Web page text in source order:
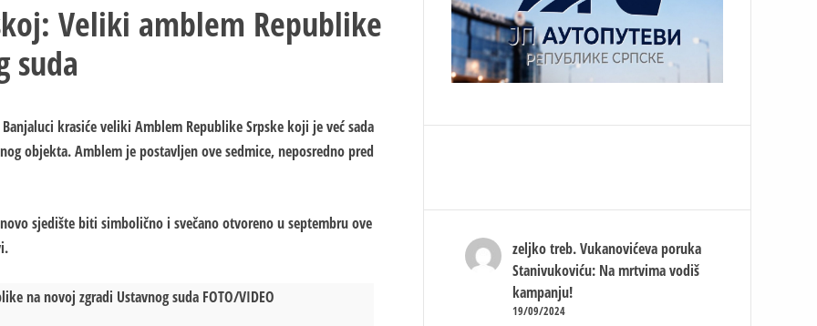
Veliki amblem Republike
suda
krasiće veliki Amblem Republike Srpske koji je već sada
objekta. Amblem je postavljen ove sedmice, neposredno pred
sjedište biti simbolično i svečano otvoreno u septembru ove
na novoj zgradi Ustavnog suda FOTO/VIDEO
zeljko treb. Vukanovićeva poruka
Stanivukoviću: Na mrtvima vodiš
kampanju!
19/09/2024